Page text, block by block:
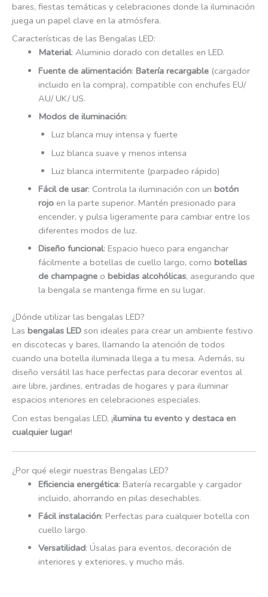
bares, fiestas temáticas y celebraciones donde la iluminación
juega un papel clave en la atmósfera.
Características de las Bengalas LED:
Material: Aluminio dorado con detalles en LED.
Fuente de alimentación: Batería recargable(cargador
incluido en la compra), compatible con enchufes EU/
AU/ UK/ US.
Modos de iluminación:
Luz blanca muy intensa y fuerte
Luz blanca suave y menos intensa
Luz blanca intermitente (parpadeo rápido)
Fácil de usar: Controla la iluminación con un botón
rojoen la parte superior. Mantén presionado para
encender, y pulsa ligeramente para cambiar entre los
diferentes modos de luz.
Diseño funcional: Espacio hueco para enganchar
fácilmente a botellas de cuello largo, como botellas
de champagneo bebidas alcohólicas, asegurando que
la bengala se mantenga firme en su lugar.
¿Dónde utilizar las bengalas LED?
Las bengalas LED son ideales para crear un ambiente festivo
en discotecas y bares, llamando la atención de todos
cuando una botella iluminada llega a tu mesa. Además, su
diseño versátil las hace perfectas para decorar eventos al
aire libre, jardines, entradas de hogares y para iluminar
espacios interiores en celebraciones especiales.
Con estas bengalas LED, ¡ilumina tu evento y destaca en
cualquier lugar!
¿Por qué elegir nuestras Bengalas LED?
Eficiencia energética: Batería recargable y cargador
incluido, ahorrando en pilas desechables.
Fácil instalación: Perfectas para cualquier botella con
cuello largo.
Versatilidad: Úsalas para eventos, decoración de
interiores y exteriores, y mucho más.